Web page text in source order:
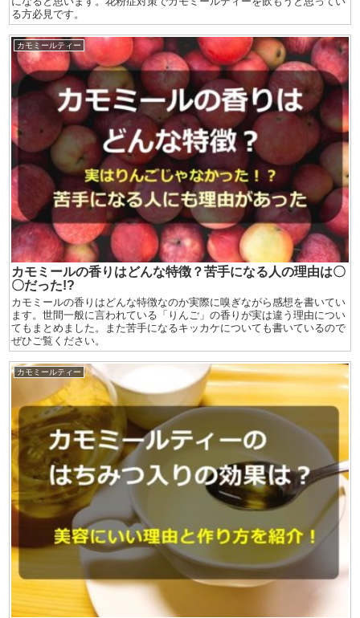
る方必見です。
カモミールティー
カモミールの香りはどんな特徴？苦手になる人の理由は〇
〇だった!?
カモミールの香りはどんな特徴なのか実際に嗅ぎながら感想を書いてい
ます。世間一般に言われている「りんご」の香りが実は違う理由につい
てもまとめました。また苦手になるキッカケについても書いているので
ぜひご覧ください。
カモミールティー